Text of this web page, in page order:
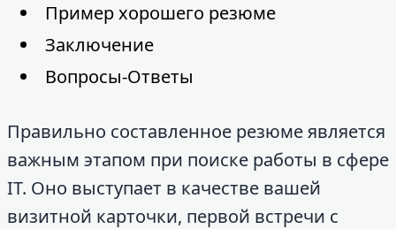
Пример хорошего резюме
Заключение
Вопросы-Ответы
Правильно составленное резюме является
важным этапом при поиске работы в сфере
IT. Оно выступает в качестве вашей
визитной карточки, первой встречи с